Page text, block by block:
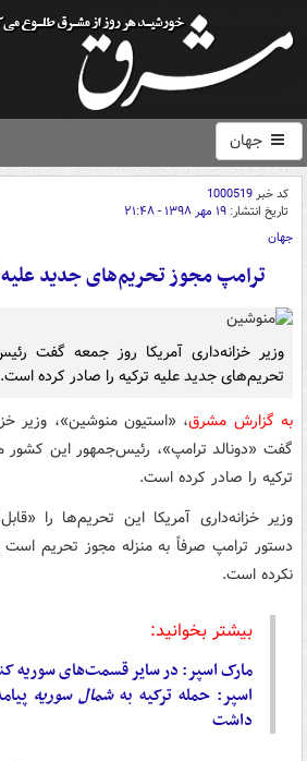
جهان
کد خبر1000519
تاریخ انتشار: ۱۹ مهر ۱۳۹۸ - ۲۱:۴۸
جهان
ترامپ مجوز تحریم‌های جدید علیه
وزیر خزانه‌داری آمریکا روز جمعه گفت
تحریم‌های جدید علیه ترکیه را صادر کرده است.
به گزارش مشرق، «استیون منوشین»، وزیر
گفت «دونالد ترامپ»، رئیس‌جمهور این کشور
ترکیه را صادر کرده است.
وزیر خزانه‌داری آمریکا این تحریم‌ها را
دستور ترامپ صرفاً به منزله مجوز تحریم است
نکرده است.
بیشتر بخوانید:
مارک اسپر: در سایر قسمت‌های سوریه
اسپر: حمله ترکیه بهشمال سوریه
داشت